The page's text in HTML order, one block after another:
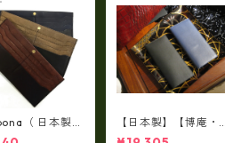
（ 日本製）
製・お札入
【日本製】【博庵・HI
ROAN】最高級牛革